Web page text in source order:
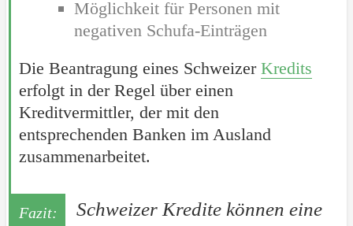
Möglichkeit für Personen mit
negativen Schufa-Einträgen
Die Beantragung eines Schweizer Kredits
erfolgt in der Regel über einen
Kreditvermittler, der mit den
entsprechenden Banken im Ausland
zusammenarbeitet.
Schweizer Kredite können eine